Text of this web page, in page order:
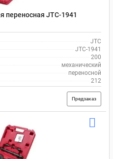
переносная JTC-1941
JTC
JTC-1941
200
механический
переносной
212
Предзаказ